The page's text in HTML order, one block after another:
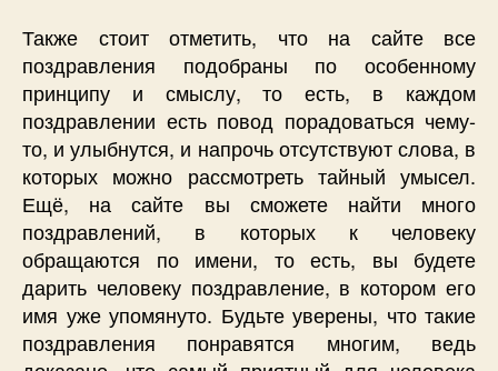
Также стоит отметить, что на сайте все
поздравления подобраны по особенному
принципу и смыслу, то есть, в каждом
поздравлении есть повод порадоваться чему-
то, и улыбнутся, и напрочь отсутствуют слова, в
которых можно рассмотреть тайный умысел.
Ещё, на сайте вы сможете найти много
поздравлений, в которых к человеку
обращаются по имени, то есть, вы будете
дарить человеку поздравление, в котором его
имя уже упомянуто. Будьте уверены, что такие
поздравления понравятся многим, ведь